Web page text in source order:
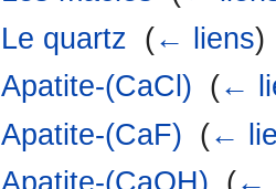
Le quartz (← liens)
Apatite-(CaCl) (←
Apatite-(CaF) (←